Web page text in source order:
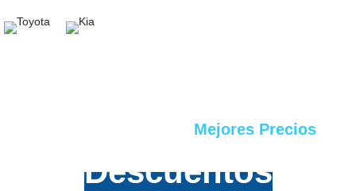
Mejores Precios
Descuentos